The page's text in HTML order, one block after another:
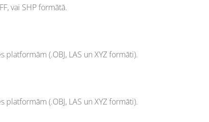
vai SHP formātā.
(.OBJ, LAS un XYZ formāti).
(.OBJ, LAS un XYZ formāti).